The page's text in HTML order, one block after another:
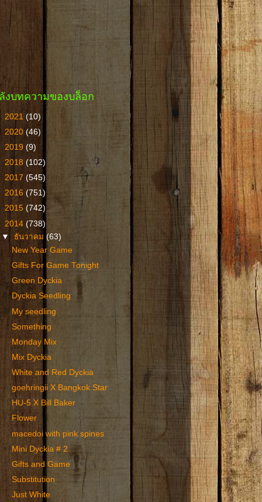
งบทความของบล็อก
2021 (10)
2020 (46)
2019 (9)
2018 (102)
2017 (545)
2016 (751)
2015 (742)
2014 (738)
▼ ธันวาคม(63)
New Year Game
Gifts For Game Tonight
Green Dyckia
Dyckia Seedling
My seedling
Something
Monday Mix
Mix Dyckia
White and Red Dyckia
goehringii X Bangkok Star
HU-5 X Bill Baker
Flower
macedoi with pink spines
Mini Dyckia # 2
Gifts and Game
Substitution
Just White